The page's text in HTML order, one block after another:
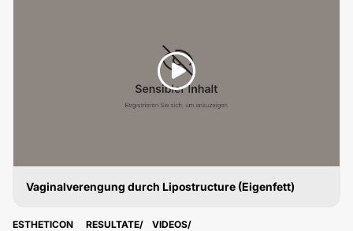
Vaginalverengung durch Lipostructure (Eigenfett)
ESTHETICON RESULTATE
VIDEOS